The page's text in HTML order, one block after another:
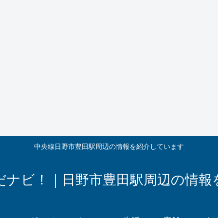
中央線日野市豊田駅周辺の情報を紹介しています
ナビ！｜日野市豊田駅周辺の情報